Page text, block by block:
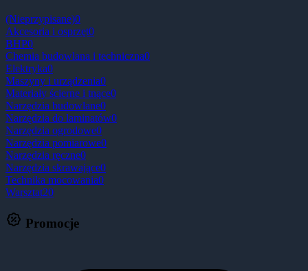
(Nieprzypisane)0
Akcesoria i osprzęt0
BHP0
Chemia budowlana i techniczna0
Elektryka0
Maszyny i urządzenia0
Materiały ścierne i tnące0
Narzędzia budowlane0
Narzędzia do laminatów0
Narzędzia ogrodowe0
Narzędzia pomiarowe0
Narzędzia ręczne0
Narzędzia skrawające0
Technika mocowania0
Warsztat20
Promocje